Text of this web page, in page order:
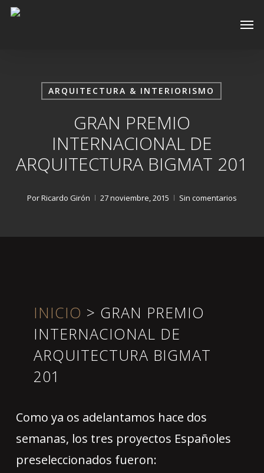
Skip
ARQUITECTURA & INTERIORISMO
GRAN PREMIO
INTERNACIONAL DE
ARQUITECTURA BIGMAT 201
PorRicardo Girón 27 noviembre, 2015 Sin comentarios
INICIO > GRAN PREMIO
INTERNACIONAL DE
ARQUITECTURA BIGMAT
201
Como ya os adelantamos hace dos
semanas, los tres proyectos Españoles
preseleccionados fueron: